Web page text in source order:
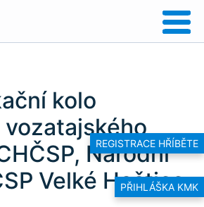
REGISTRACE HŘÍBĚTE
PŘIHLÁŠKA KMK
kolo
vozatajského
Národní
Velké Hoštice